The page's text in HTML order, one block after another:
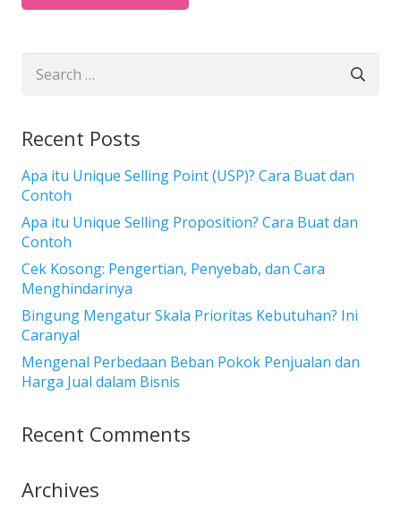
Recent Posts
Apa itu Unique Selling Point (USP)? Cara Buat dan
Contoh
Apa itu Unique Selling Proposition? Cara Buat dan
Contoh
Cek Kosong: Pengertian, Penyebab, dan Cara
Menghindarinya
Bingung Mengatur Skala Prioritas Kebutuhan? Ini
Caranya!
Mengenal Perbedaan Beban Pokok Penjualan dan
Harga Jual dalam Bisnis
Recent Comments
Archives